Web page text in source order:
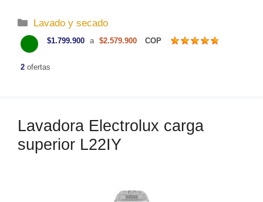
C
a
t
e
í
s
Lavado y secado
$1.799.900 a $2.579.900 COP
2 ofertas
Lavadora Electrolux carga
superior L22IY